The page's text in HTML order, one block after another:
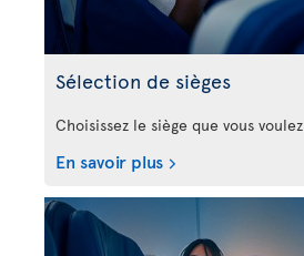
Sélection de sièges
Choisissez le siège que vous
En savoir plus